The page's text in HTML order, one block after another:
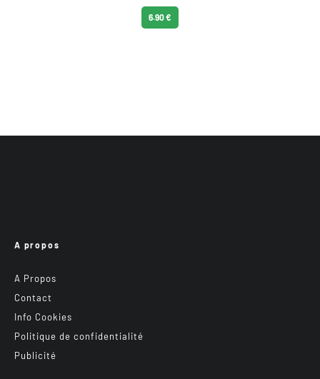
6.90 €
A propos
A Propos
Contact
Info Cookies
Politique de confidentialité
Publicité